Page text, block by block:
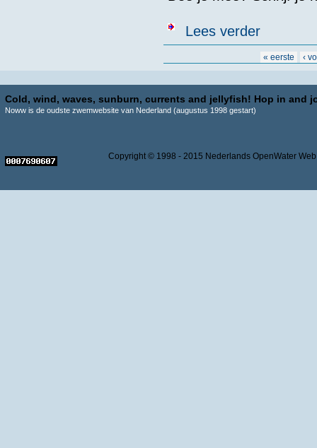
Lees verderover NED -
« eerste ‹
Cold, wind, waves, sunburn, currents and jellyfish! Hop in and
Noww is de oudste zwemwebsite van Nederland (augustus 1998 gestart)
Copyright © 1998 - 2015 Nederlands OpenWater